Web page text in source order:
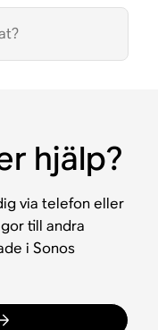
hjälp?
via telefon eller
till andra
i Sonos